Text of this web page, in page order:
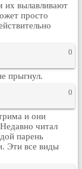
их вылавливают
просто
0
прыгнул.
0
и они
читал
парень
Эти все виды